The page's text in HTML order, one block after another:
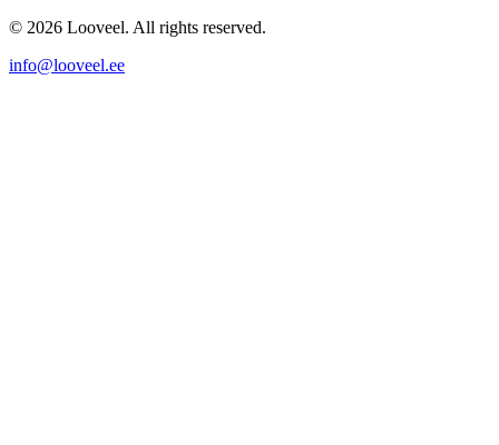
© 2026 Looveel. All rights reserved.
info@looveel.ee